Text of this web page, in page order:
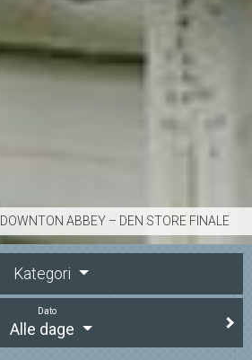
DOWNTON ABBEY – DEN STORE FINALE
Kategori
Dato
Alle dage